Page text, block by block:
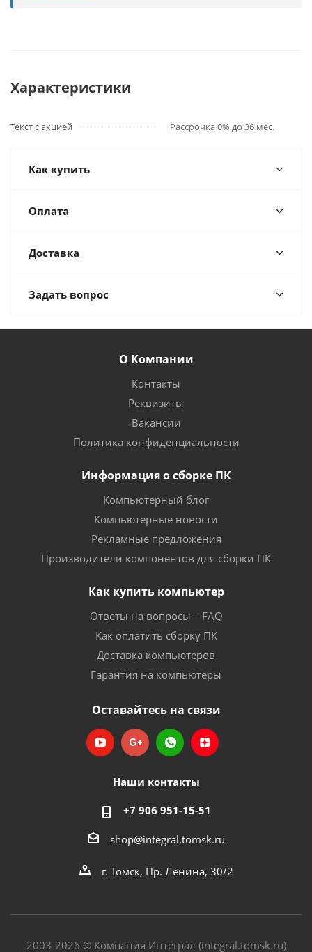
Характеристики
Текст с акцией Рассрочка 0% до 36 мес.
Как купить
Оплата
Доставка
Задать вопрос
О Компании
Контакты
Реквизиты
Вакансии
Политика конфиденциальности
Информация о сборке ПК
Компьютерный блог
Компьютерные новости
Рекламные предложения
Производители компонентов для сборки ПК
Как купить компьютер
Ответы на вопросы – FAQ
Как оплатить сборку ПК
Доставка компьютеров
Гарантия на компьютеры
Оставайтесь на связи
Наши контакты
+7 906 951-15-51
shop@integral.tomsk.ru
г. Томск, Пр. Ленина, 30/2
2003-2026 © Компания Интеграл (integral.tomsk.ru)